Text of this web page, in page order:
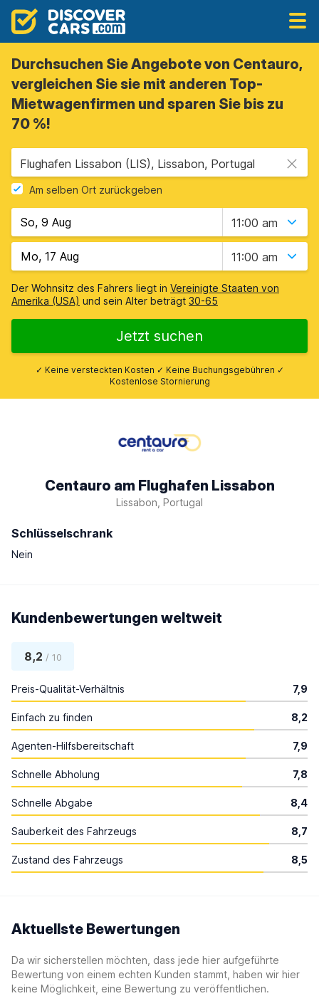
Durchsuchen Sie Angebote von Centauro,
vergleichen Sie sie mit anderen Top-
Mietwagenfirmen und sparen Sie bis zu
70 %!
Flughafen Lissabon (LIS), Lissabon, Portugal
Am selben Ort zurückgeben
11:00 am
11:00 am
Der Wohnsitz des Fahrers liegt in Vereinigte Staaten von
Amerika (USA) und sein Alter beträgt 30-65
Jetzt suchen
✓ Keine versteckten Kosten ✓ Keine Buchungsgebühren ✓
Kostenlose Stornierung
Centauro am Flughafen Lissabon
Lissabon, Portugal
Schlüsselschrank
Nein
Kundenbewertungen weltweit
8,2 / 10
Preis-Qualität-Verhältnis 7,9
Einfach zu finden 8,2
Agenten-Hilfsbereitschaft 7,9
Schnelle Abholung 7,8
Schnelle Abgabe 8,4
Sauberkeit des Fahrzeugs 8,7
Zustand des Fahrzeugs 8,5
Aktuellste Bewertungen
Da wir sicherstellen möchten, dass jede hier aufgeführte
Bewertung von einem echten Kunden stammt, haben wir hier
keine Möglichkeit, eine Bewertung zu veröffentlichen.